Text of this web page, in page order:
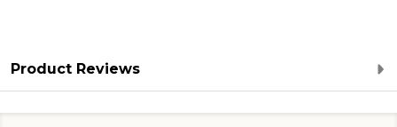
Product Reviews